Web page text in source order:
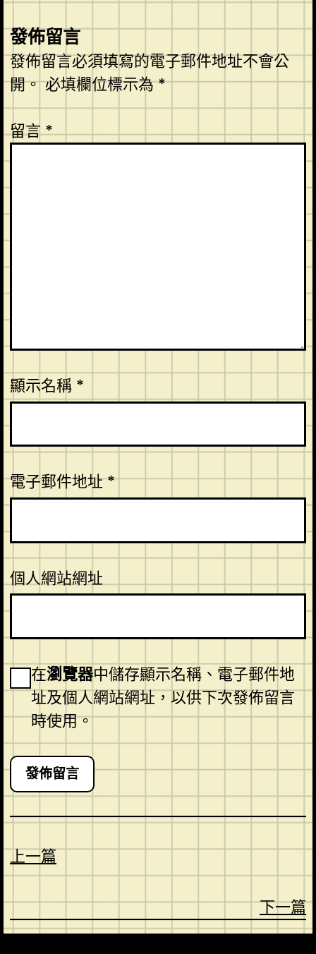
發佈留言
發佈留言必須填寫的電子郵件地址不會公
開。必填欄位標示為*
留言*
顯示名稱 *
電子郵件地址*
個人網站網址
在瀏覽器中儲存顯示名稱、電子郵件地
址及個人網站網址，以供下次發佈留言
時使用。
上一篇
下一篇